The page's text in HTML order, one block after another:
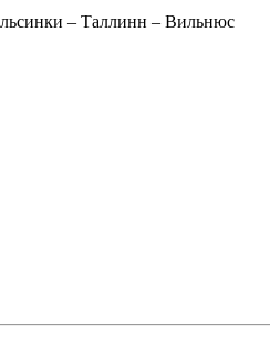
– Таллинн – Вильнюс